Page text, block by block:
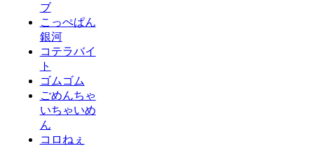
ブ
こっぺぱん
銀河
コテラバイ
ト
ゴムゴム
ごめんちゃ
いちゃいめ
ん
コロねぇ